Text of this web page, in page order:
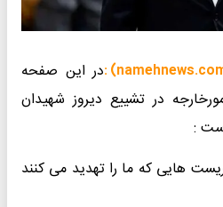
در این صفحه
در تشییع دیروز شهیدان
:
هایی که ما را تهدید می کنند